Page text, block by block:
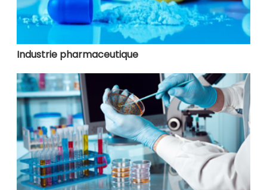
Industrie pharmaceutique